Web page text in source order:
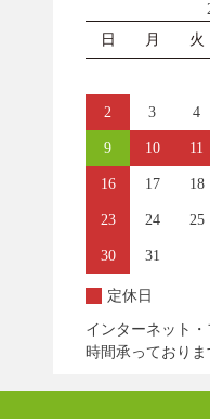
日
月 火
2 3 4
9 10 11
16 17 18
23 24 25
30 31
定休日
インターネット
時間承っておりま